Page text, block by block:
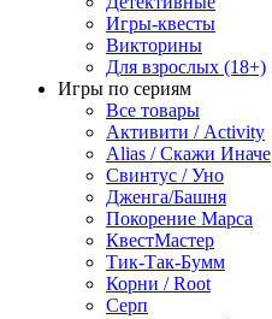
Игры-квесты
Викторины
Для взрослых (18+)
Игры по сериям
Все товары
Активити / Activity
Alias / Скажи Иначе
Свинтус / Уно
Дженга/Башня
Покорение Марса
КвестМастер
Тик-Так-Бумм
Корни / Root
Серп